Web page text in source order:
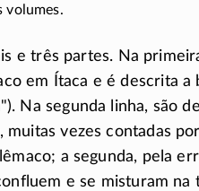
volumes.
e três partes. Na
em Ítaca e é descrita a
Na segunda linha, são
muitas vezes contadas
a segunda, pela
e se misturam na